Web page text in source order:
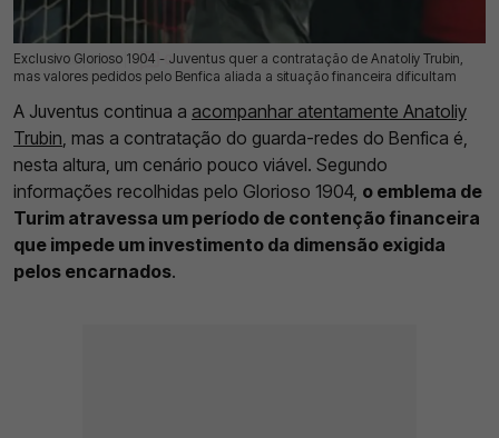
Exclusivo Glorioso 1904 - Juventus quer a contratação de Anatoliy Trubin,
mas valores pedidos pelo Benfica aliada a situação financeira dificultam
21 Jul 2026 | 03:00 | 0
A Juventus continua a acompanhar atentamente Anatoliy
Trubin , mas a contratação do guarda-redes do Benfica é,
nesta altura, um cenário pouco viável. Segundo
informações recolhidas pelo Glorioso 1904, o emblema de
Turim atravessa um período de contenção financeira
que impede um investimento da dimensão exigida
pelos encarnados.